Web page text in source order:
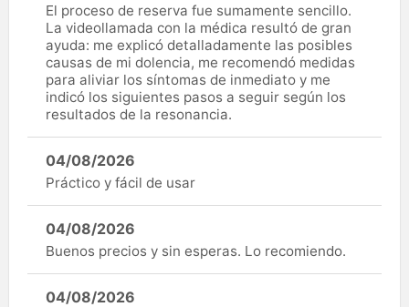
El proceso de reserva fue sumamente sencillo.
La videollamada con la médica resultó de gran
ayuda: me explicó detalladamente las posibles
causas de mi dolencia, me recomendó medidas
para aliviar los síntomas de inmediato y me
indicó los siguientes pasos a seguir según los
resultados de la resonancia.
04/08/2026
Práctico y fácil de usar
04/08/2026
Buenos precios y sin esperas. Lo recomiendo.
04/08/2026